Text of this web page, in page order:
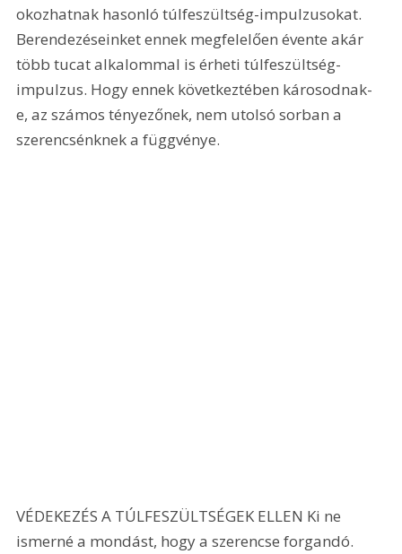
okozhatnak hasonló túlfeszültség-impulzusokat.
Berendezéseinket ennek megfelelően évente akár
több tucat alkalommal is érheti túlfeszültség-
impulzus. Hogy ennek következtében károsodnak-
e, az számos tényezőnek, nem utolsó sorban a
szerencsénknek a függvénye.
VÉDEKEZÉS A TÚLFESZÜLTSÉGEK ELLEN Ki ne
ismerné a mondást, hogy a szerencse forgandó.